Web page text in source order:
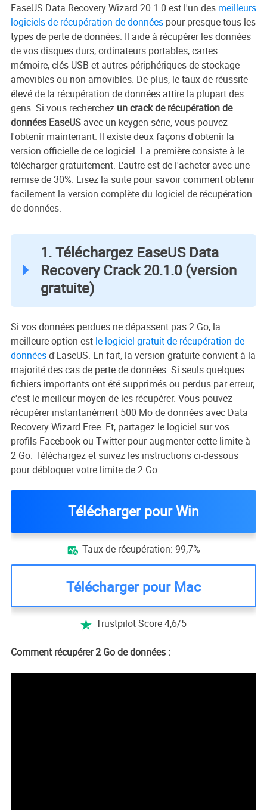
EaseUS Data Recovery Wizard 20.1.0 est l'un des meilleurs
logiciels de récupération de donnéespour presque tous les
types de perte de données. Il aide à récupérer les données
de vos disques durs, ordinateurs portables, cartes
mémoire, clés USB et autres périphériques de stockage
amovibles ou non amovibles. De plus, le taux de réussite
élevé de la récupération de données attire la plupart des
gens. Si vous recherchez un crack de récupération de
données EaseUSavec un keygen série, vous pouvez
l'obtenir maintenant. Il existe deux façons d'obtenir la
version officielle de ce logiciel. La première consiste à le
télécharger gratuitement. L'autre est de l'acheter avec une
remise de 30%. Lisez la suite pour savoir comment obtenir
facilement la version complète du logiciel de récupération
de données.
1. Téléchargez EaseUS Data
Recovery Crack 20.1.0 (version
gratuite)
Si vos données perdues ne dépassent pas 2 Go, la
meilleure option est le logiciel gratuit de récupération de
donnéesd'EaseUS. En fait, la version gratuite convient à la
majorité des cas de perte de données. Si seuls quelques
fichiers importants ont été supprimés ou perdus par erreur,
c'est le meilleur moyen de les récupérer. Vous pouvez
récupérer instantanément 500 Mo de données avec Data
Recovery Wizard Free. Et, partagez le logiciel sur vos
profils Facebook ou Twitter pour augmenter cette limite à
2 Go. Téléchargez et suivez les instructions ci-dessous
pour débloquer votre limite de 2 Go.
Télécharger pour Win
 Taux de récupération: 99,7%
Télécharger pour Mac
 Trustpilot Score 4,6/5
Comment récupérer 2 Go de données :